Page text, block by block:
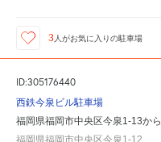
3 人がお気に入りの駐車場
ID:305176440
西鉄今泉ビル駐車場
福岡県福岡市中央区今泉1-13から
福岡県福岡市中央区今泉1-12